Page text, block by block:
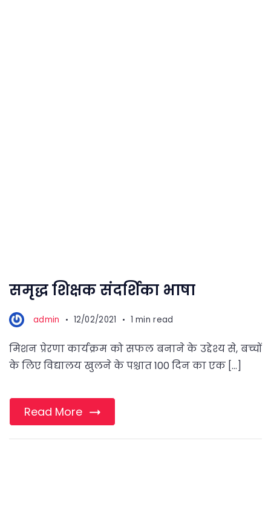
समृद्ध शिक्षक संदर्शिका भाषा
admin 12/02/2021 1 min read
मिशन प्रेरणा कार्यक्रम को सफल बनाने के उद्देश्य से, बच्चों
के लिए विद्यालय खुलने के पश्चात 100 दिन का एक […]
Read More